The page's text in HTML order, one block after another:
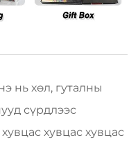
нь хөл, гуталны
сүрдлээс
хувцас хувцас